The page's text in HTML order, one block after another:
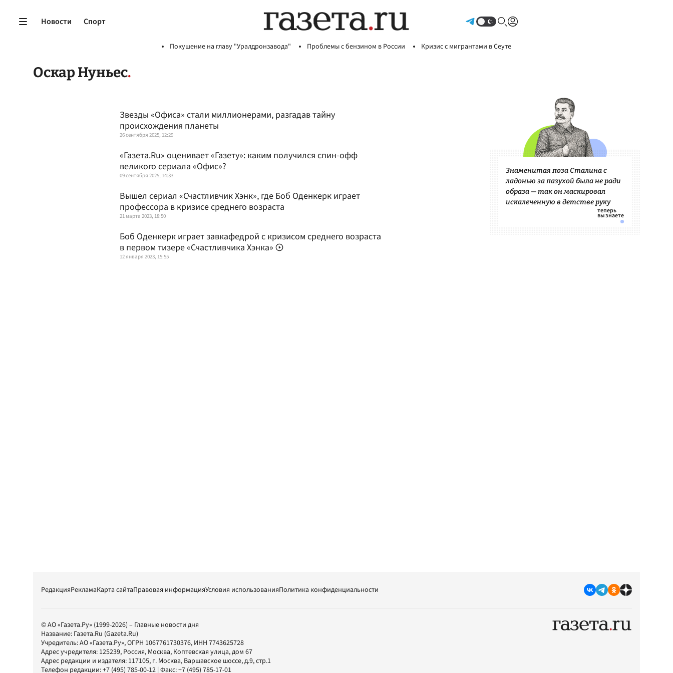
Новости Спорт
Покушение на главу "Уралдронзавода" Проблемы с бензином в России Кризис с мигрантами в Сеуте
Оскар Нуньес
Звезды «Офиса» стали миллионерами, разгадав тайну
происхождения планеты
26 сентября 2025, 12:29
«Газета.Ru» оценивает «Газету»: каким получился спин-офф
великого сериала «Офис»?
09 сентября 2025, 14:33
Вышел сериал «Счастливчик Хэнк», где Боб Оденкерк играет
профессора в кризисе среднего возраста
21 марта 2023, 18:50
Боб Оденкерк играет завкафедрой с кризисом среднего возраста
в первом тизере «Счастливчика Хэнка»
12 января 2023, 15:55
Знаменитая поза Сталина с
ладонью за пазухой была не ради
образа — так он маскировал
искалеченную в детстве руку
РедакцияРекламаКарта сайтаПравовая информацияУсловия использованияПолитика конфиденциальности
© АО «Газета.Ру» (1999-2026) – Главные новости дня
Название: Газета.Ru (Gazeta.Ru)
Учредитель:АО «Газета.Ру», ОГРН 1067761730376, ИНН 7743625728
Адрес учредителя: 125239, Россия, Москва, Коптевская улица, дом 67
Адрес редакции и издателя: 117105, г. Москва, Варшавское шоссе, д.9, стр.1
Телефон редакции:+7 (495) 785-00-12 | Факс:+7 (495) 785-17-01